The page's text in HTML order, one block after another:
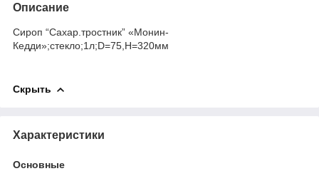
Описание
Сироп “Сахар.тростник” «Монин-
Кедди»;стекло;1л;D=75,H=320мм
Скрыть
Характеристики
Основные